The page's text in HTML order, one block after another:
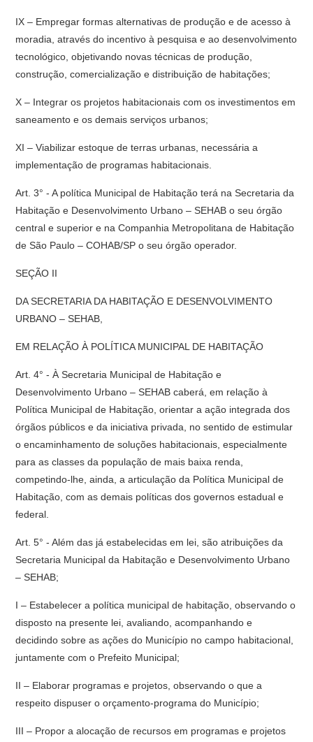
IX – Empregar formas alternativas de produção e de acesso à
moradia, através do incentivo à pesquisa e ao desenvolvimento
tecnológico, objetivando novas técnicas de produção,
construção, comercialização e distribuição de habitações;
X – Integrar os projetos habitacionais com os investimentos em
saneamento e os demais serviços urbanos;
XI – Viabilizar estoque de terras urbanas, necessária a
implementação de programas habitacionais.
Art. 3° - A política Municipal de Habitação terá na Secretaria da
Habitação e Desenvolvimento Urbano – SEHAB o seu órgão
central e superior e na Companhia Metropolitana de Habitação
de São Paulo – COHAB/SP o seu órgão operador.
SEÇÃO II
DA SECRETARIA DA HABITAÇÃO E DESENVOLVIMENTO
URBANO – SEHAB,
EM RELAÇÃO À POLÍTICA MUNICIPAL DE HABITAÇÃO
Art. 4° - À Secretaria Municipal de Habitação e
Desenvolvimento Urbano – SEHAB caberá, em relação à
Política Municipal de Habitação, orientar a ação integrada dos
órgãos públicos e da iniciativa privada, no sentido de estimular
o encaminhamento de soluções habitacionais, especialmente
para as classes da população de mais baixa renda,
competindo-lhe, ainda, a articulação da Política Municipal de
Habitação, com as demais políticas dos governos estadual e
federal.
Art. 5° - Além das já estabelecidas em lei, são atribuições da
Secretaria Municipal da Habitação e Desenvolvimento Urbano
– SEHAB;
I – Estabelecer a política municipal de habitação, observando o
disposto na presente lei, avaliando, acompanhando e
decidindo sobre as ações do Município no campo habitacional,
juntamente com o Prefeito Municipal;
II – Elaborar programas e projetos, observando o que a
respeito dispuser o orçamento-programa do Município;
III – Propor a alocação de recursos em programas e projetos